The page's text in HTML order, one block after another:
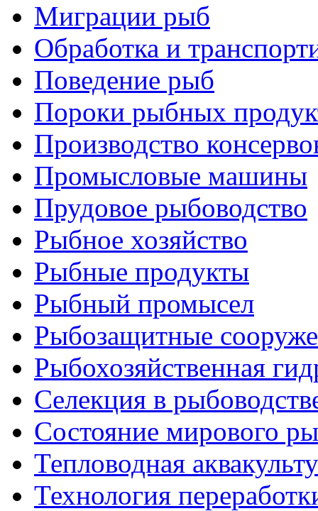
Миграции рыб
Обработка и
Поведение рыб
Пороки рыбных
Производство
Промысловые машины
Прудовое рыбоводство
Рыбное хозяйство
Рыбные продукты
Рыбный промысел
Рыбозащитные
Рыбохозяйственная
Селекция в
Состояние мирового
Тепловодная
Технология